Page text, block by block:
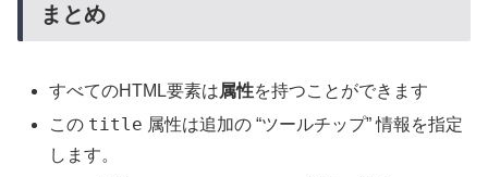
まとめ
すべてのHTML要素は属性を持つことができます
この title 属性は追加の “ツールチップ” 情報を指定
します。